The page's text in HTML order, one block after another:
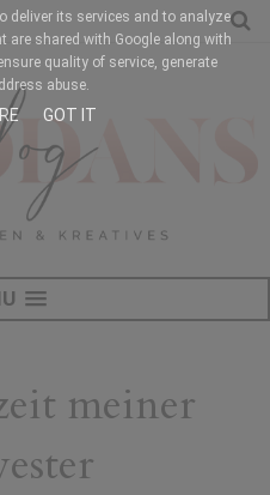
meiner
deliver its services and to analyze
are shared with Google along with
quality of service, generate
abuse.
GOT IT